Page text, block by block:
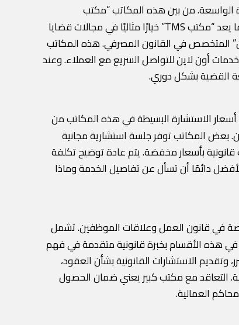
الواسعة. من بين هذه المكاتب “مكتب
الشلقاني” الذي يتميز بخبرته في القانون التجاري والضرائب، و”مكتب ذو الفقار” الذي يتصدر في مجال التحكيم والمنازعات الدولية. كما يعد “مكتب TMS” خيارًا مثاليًا في مجالات قضايا
المتخصص في القانون المصرفي. هذه المكاتب
أون لاين للتواصل السريع مع العملاء. وعند
القضية بشكل دوري.
الاستشارة البسيطة في هذه المكاتب من
القانونيين. بعض المكاتب توفر جلسة استشارية مجانية
بأسعار مخفضة. يتم عادة توضيح تكلفة
دائمًا أن تسأل عن تفاصيل الخدمة وماذا
في قانون العمل وعلاقات الموظفين. تشمل
في هذه الأقسام بخبرة قانونية متقدمة في فهم
الاستشارات القانونية بشأن العقود،
التعاقد مع مكتب كبير يعني ضمان الحصول
العمالية.